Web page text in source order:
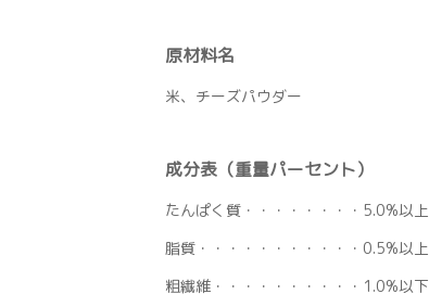
原材料名
米、チーズパウダー
成分表（重量パーセント）
たんぱく質・・・・・・・・5.0%以上
脂質・・・・・・・・・・・0.5%以上
粗繊維・・・・・・・・・・1.0%以下